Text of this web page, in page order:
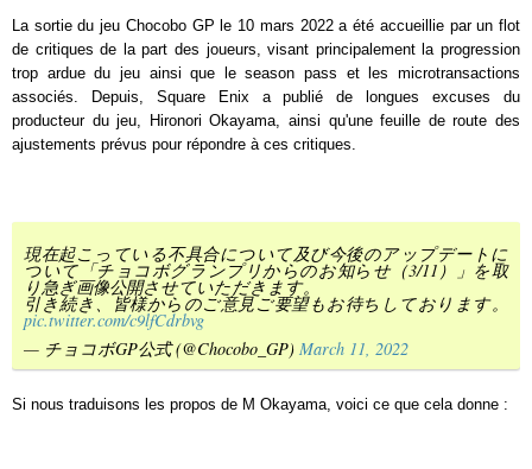
La sortie du jeu Chocobo GP le 10 mars 2022 a été accueillie par un flot
de critiques de la part des joueurs, visant principalement la progression
trop ardue du jeu ainsi que le season pass et les microtransactions
associés. Depuis, Square Enix a publié de longues excuses du
producteur du jeu, Hironori Okayama, ainsi qu'une feuille de route des
ajustements prévus pour répondre à ces critiques.
現在起こっている不具合について及び今後のアップデートに
ついて「チョコボグランプリからのお知らせ（3/11）」を取
り急ぎ画像公開させていただきます。
引き続き、皆様からのご意見ご要望もお待ちしております。
pic.twitter.com/c9lfCdrbvg
— チョコボGP公式 (@Chocobo_GP) March 11, 2022
Si nous traduisons les propos de M Okayama, voici ce que cela donne :